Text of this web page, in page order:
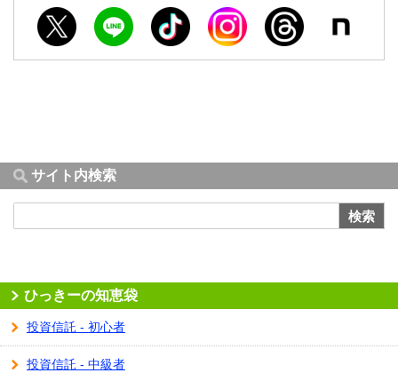
サイト内検索
検索
ひっきーの知恵袋
投資信託 - 初心者
投資信託 - 中級者